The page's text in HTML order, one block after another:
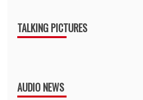
TALKING PICTURES
AUDIO NEWS